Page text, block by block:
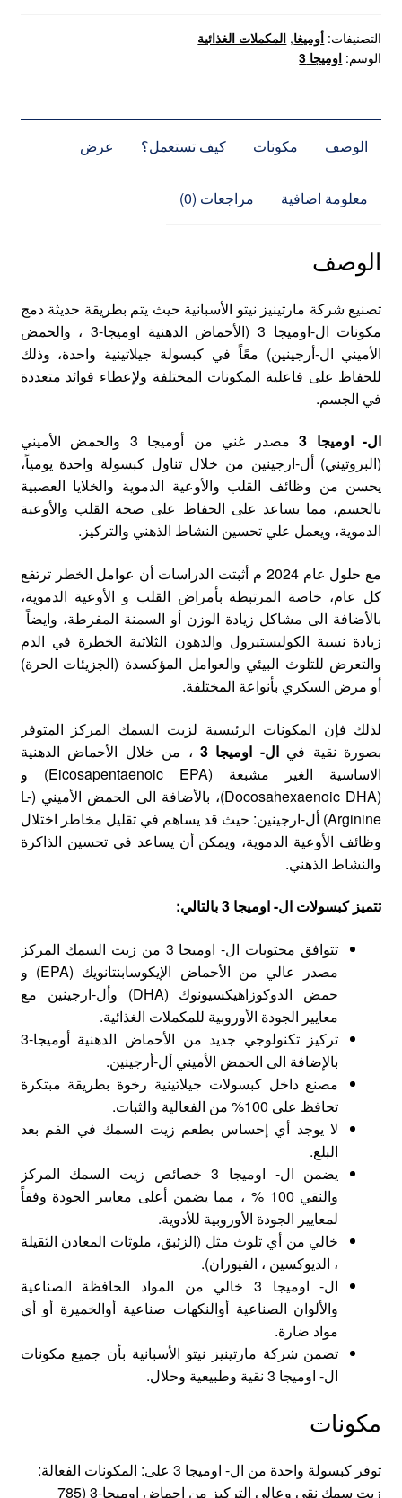
التصنيفات: أوميغا, المكملات الغذائية
الوسم: اوميجا 3
الوصف مكونات كيف تستعمل؟ عرض
معلومة اضافية مراجعات (0)
الوصف
تصنيع شركة مارتينيز نيتو الأسبانية حيث يتم بطريقة حديثة دمج
مكونات ال-اوميجا 3 (الأحماض الدهنية اوميجا-3 ، والحمض
الأميني ال-أرجينين) معًاً في كبسولة جيلاتينية واحدة، وذلك
للحفاظ على فاعلية المكونات المختلفة ولإعطاء فوائد متعددة
في الجسم.
ال- اوميجا 3
مصدر غني من أوميجا 3 والحمض الأميني
(البروتيني) أل-ارجينين من خلال تناول كبسولة واحدة يومياً،
يحسن من وظائف القلب والأوعية الدموية والخلايا العصبية
بالجسم، مما يساعد على الحفاظ على صحة القلب والأوعية
الدموية، ويعمل علي تحسين النشاط الذهني والتركيز.
مع حلول عام 2024 م أثبتت الدراسات أن عوامل الخطر ترتفع
كل عام، خاصة المرتبطة بأمراض القلب و الأوعية الدموية،
بالأضافة الى مشاكل زيادة الوزن أو السمنة المفرطة، وايضاً
زيادة نسبة الكوليستيرول والدهون الثلاثية الخطرة في الدم
والتعرض للتلوث البيئي والعوامل المؤكسدة (الجزيئات الحرة)
أو مرض السكري بأنواعة المختلفة.
لذلك فإن المكونات الرئيسية لزيت السمك المركز المتوفر
بصورة نقية فيال- اوميجا 3
، من خلال الأحماض الدهنية
الاساسية الغير مشبعة (Eicosapentaenoic EPA) و
(Docosahexaenoic DHA)، بالأضافة الى الحمض الأميني (L-
Arginine) أل-ارجينين: حيث قد يساهم في تقليل مخاطر اختلال
وظائف الأوعية الدموية، ويمكن أن يساعد في تحسين الذاكرة
والنشاط الذهني.
تتميزكبسولات ال- اوميجا 3 بالتالي:
تتوافق محتويات ال- اوميجا 3 من زيت السمك المركز
مصدر عالي من الأحماض الإيكوسابنتانويك (EPA) و
حمض الدوكوزاهيكسيونوك (DHA) وأل-ارجينين مع
معايير الجودة الأوروبية للمكملات الغذائية.
تركيز تكنولوجي جديد من الأحماض الدهنية أوميجا-3
بالإضافة الى الحمض الأميني أل-أرجينين.
مصنع داخل كبسولات جيلاتينية رخوة بطريقة مبتكرة
تحافظ على 100% من الفعالية والثبات.
لا يوجد أي إحساس بطعم زيت السمك في الفم بعد
البلع.
يضمن ال- اوميجا 3 خصائص زيت السمك المركز
والنقي 100 % ، مما يضمن أعلى معايير الجودة وفقاً
لمعايير الجودة الأوروبية للأدوية.
خالي من أي تلوث مثل (الزئبق، ملوثات المعادن الثقيلة
، الديوكسين ، الفيوران).
ال- اوميجا 3 خالي من المواد الحافظة الصناعية
والألوان الصناعية أوالنكهات صناعية أوالخميرة أو أي
مواد ضارة.
تضمن شركة مارتينيز نيتو الأسبانية بأن جميع مكونات
ال- اوميجا 3 نقية وطبيعية وحلال.
مكونات
توفر كبسولة واحدة من ال- اوميجا 3 على: المكونات الفعالة:
زيت سمك نقي وعالي التركيز من احماض اوميجا-3 (785